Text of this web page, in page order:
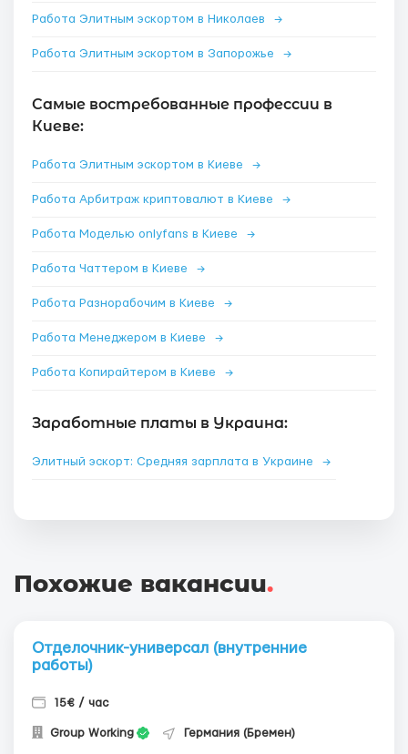
Работа Элитным эскортом в Николаев →
Работа Элитным эскортом в Запорожье →
Самые востребованные профессии в
Киеве:
Работа Элитным эскортом в Киеве →
Работа Арбитраж криптовалют в Киеве →
Работа Моделью onlyfans в Киеве →
Работа Чаттером в Киеве →
Работа Разнорабочим в Киеве →
Работа Менеджером в Киеве →
Работа Копирайтером в Киеве →
Заработные платы в Украина:
Элитный эскорт: Средняя зарплата в Украине →
Похожие вакансии.
Отделочник-универсал (внутренние
работы)
15€ / час
Group Working Германия (Бремен)